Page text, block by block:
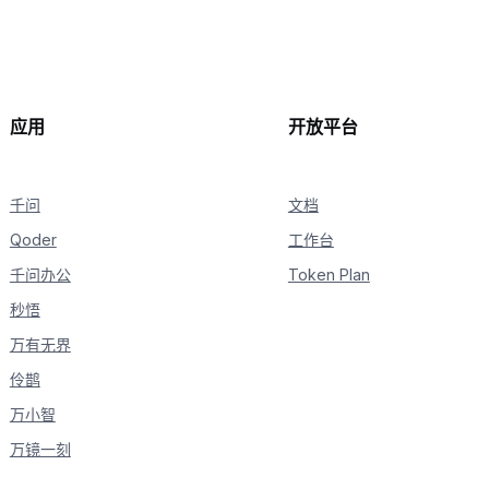
"content") and delta
end=""
应用
千问
Qoder
千问办公
秒悟
万有无界
伶鹊
万小智
万镜一刻
开放平台
文档
工作台
Token Plan